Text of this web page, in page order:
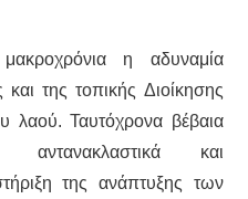
η αδυναμία
και της τοπικής Διοίκησης
λαού. Ταυτόχρονα βέβαια
αντανακλαστικά και
της ανάπτυξης των